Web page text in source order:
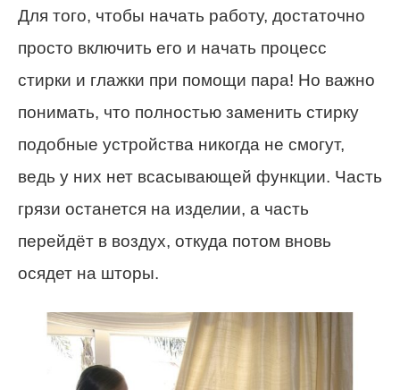
Для того, чтобы начать работу, достаточно
просто включить его и начать процесс
стирки и глажки при помощи пара! Но важно
понимать, что полностью заменить стирку
подобные устройства никогда не смогут,
ведь у них нет всасывающей функции. Часть
грязи останется на изделии, а часть
перейдёт в воздух, откуда потом вновь
осядет на шторы.